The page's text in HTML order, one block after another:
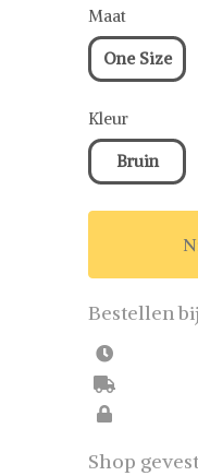
Maat
One Size
Kleur
Bruin
Bestellen
Shop